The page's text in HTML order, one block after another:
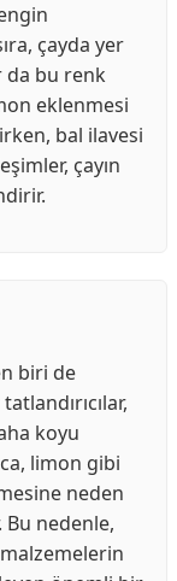
çayda yer
da bu renk
eklenmesi
bal ilavesi
çayın
biri de
koyu
limon gibi
neden
nedenle,